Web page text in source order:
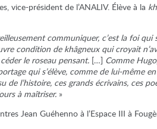
vice-président de l’ANALIV. Élève à la
communiquer, c’est la foi qui
condition de khâgneux qui croyait
le roseau pensant. […] Comme
qui s’élève, comme de lui-même
l’histoire, ces grands écrivains, ces
à maîtriser. »
Jean Guéhenno à l’Espace III à